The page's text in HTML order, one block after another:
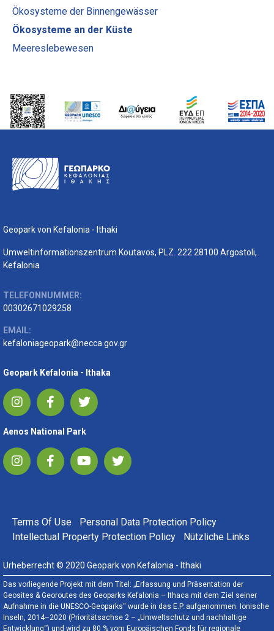
Ökosysteme der Binnengewässer
Ökosysteme an der Küste
Meereslebewesen
Geopark von Kefalonia - Ithaki
Umweltinformationszentrum Koutavos, PLZ. 222 28100 Argostoli,
Kefalonia
TELEFONNUMMER:
00302671029258
EMAIL:
kefaloniageopark@necca.gov.gr
Geopark Kefalonia - Ithaka
Aenos National Park
FOOTER MENU
Terms Of Use
Personal Data Protection Policy
Intellectual Property Protection Policy
Nützliche Links
Urheberrecht © 2020 Geopark von Kefalonia - Ithaki
Das vorliegende Projekt mit dem Titel: „Erfassung und Präsentation der
Geosites & Georoutes des Geoparks Kefalonia – Ithaca mit dem Ziel seiner
Aufnahme in die UNESCO-Geoparks“ wurde in das E.P. aufgenommen. Ionische
Inseln, 2014–2020 (Prioritätsachse 2 – „Umweltschutz und nachhaltige
Entwicklung“) und wird zu 80 % vom Europäischen Fonds für regionale